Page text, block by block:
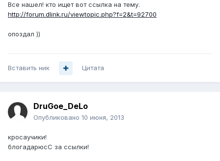
Все нашел! кто ищет вот ссылка на тему.
http://forum.dlink.ru/viewtopic.php?f=2&t=92700
опоздал ))
Вставить ник Цитата
DruGoe_DeLo
Опубликовано 10 июня, 2013
кросаучики!
блогадарюсС за ссылки!